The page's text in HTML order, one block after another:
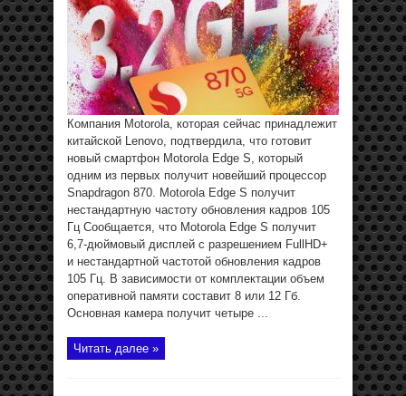
Компания Motorola, которая сейчас принадлежит
китайской Lenovo, подтвердила, что готовит
новый смартфон Motorola Edge S, который
одним из первых получит новейший процессор
Snapdragon 870. Motorola Edge S получит
нестандартную частоту обновления кадров 105
Гц Сообщается, что Motorola Edge S получит
6,7-дюймовый дисплей с разрешением FullHD+
и нестандартной частотой обновления кадров
105 Гц. В зависимости от комплектации объем
оперативной памяти составит 8 или 12 Гб.
Основная камера получит четыре ...
Читать далее »